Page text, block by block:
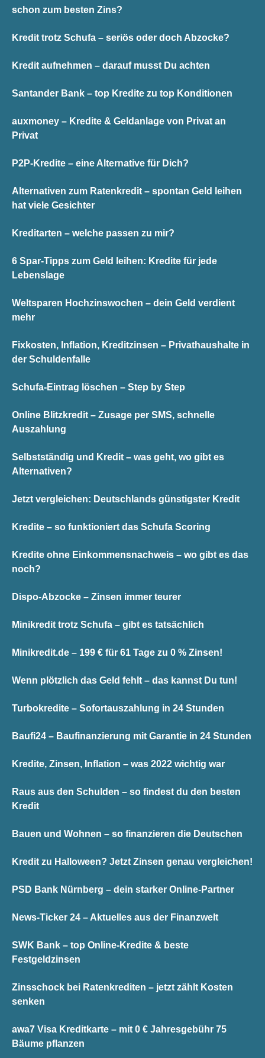
schon zum besten Zins?
Kredit trotz Schufa – seriös oder doch Abzocke?
Kredit aufnehmen – darauf musst Du achten
Santander Bank – top Kredite zu top Konditionen
auxmoney – Kredite & Geldanlage von Privat an
Privat
P2P-Kredite – eine Alternative für Dich?
Alternativen zum Ratenkredit – spontan Geld leihen
hat viele Gesichter
Kreditarten – welche passen zu mir?
6 Spar-Tipps zum Geld leihen: Kredite für jede
Lebenslage
Weltsparen Hochzinswochen – dein Geld verdient
mehr
Fixkosten, Inflation, Kreditzinsen – Privathaushalte in
der Schuldenfalle
Schufa-Eintrag löschen – Step by Step
Online Blitzkredit – Zusage per SMS, schnelle
Auszahlung
Selbstständig und Kredit – was geht, wo gibt es
Alternativen?
Jetzt vergleichen: Deutschlands günstigster Kredit
Kredite – so funktioniert das Schufa Scoring
Kredite ohne Einkommensnachweis – wo gibt es das
noch?
Dispo-Abzocke – Zinsen immer teurer
Minikredit trotz Schufa – gibt es tatsächlich
Minikredit.de – 199 € für 61 Tage zu 0 % Zinsen!
Wenn plötzlich das Geld fehlt – das kannst Du tun!
Turbokredite – Sofortauszahlung in 24 Stunden
Baufi24 – Baufinanzierung mit Garantie in 24 Stunden
Kredite, Zinsen, Inflation – was 2022 wichtig war
Raus aus den Schulden – so findest du den besten
Kredit
Bauen und Wohnen – so finanzieren die Deutschen
Kredit zu Halloween? Jetzt Zinsen genau vergleichen!
PSD Bank Nürnberg – dein starker Online-Partner
News-Ticker 24 – Aktuelles aus der Finanzwelt
SWK Bank – top Online-Kredite & beste
Festgeldzinsen
Zinsschock bei Ratenkrediten – jetzt zählt Kosten
senken
awa7 Visa Kreditkarte – mit 0 € Jahresgebühr 75
Bäume pflanzen